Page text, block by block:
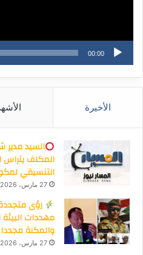
00:00
الأخيرة
السيد
المكلف يتراس
التنسيقي
27 مارس، 2026
رؤى
مهددات
والمكنة مجددا
27 مارس، 2026